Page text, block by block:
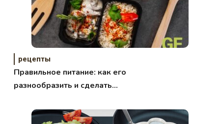
рецепты
Правильное питание: как его
разнообразить и сделать